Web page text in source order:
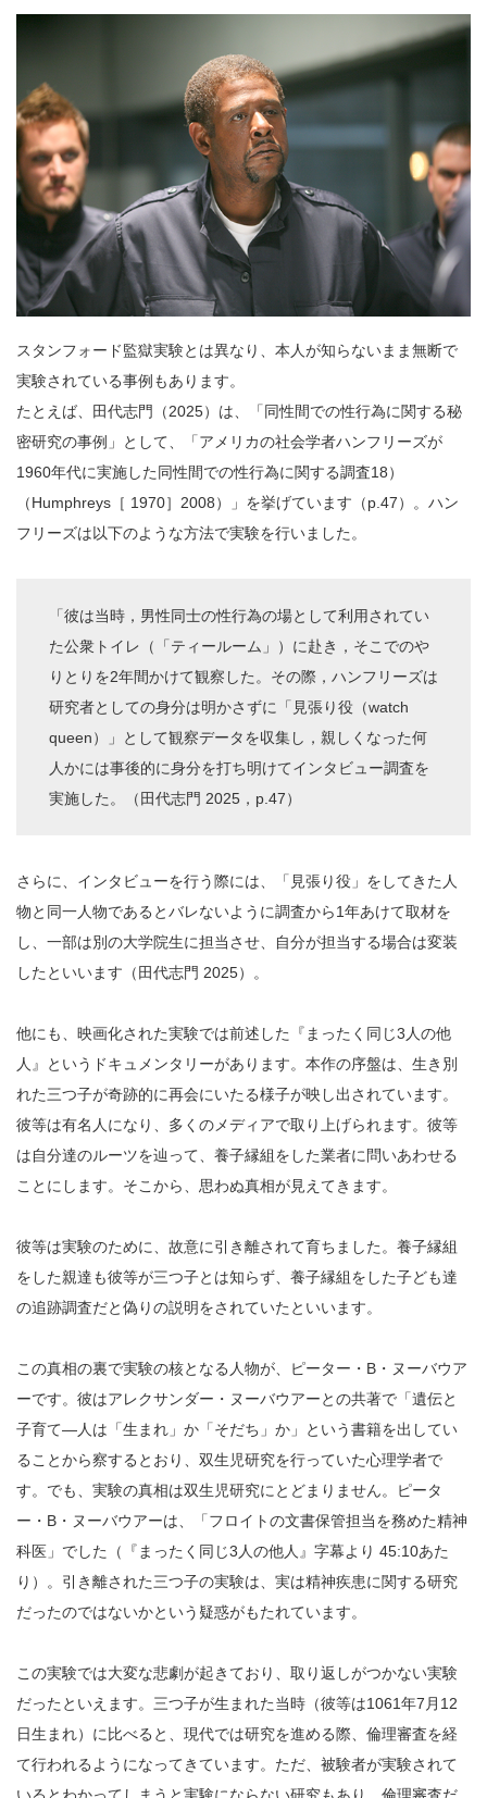
スタンフォード監獄実験とは異なり、本人が知らないまま無断で
実験されている事例もあります。
たとえば、田代志門（2025）は、「同性間での性行為に関する秘
密研究の事例」として、「アメリカの社会学者ハンフリーズが
1960年代に実施した同性間での性行為に関する調査18）
（Humphreys［ 1970］2008）」を挙げています（p.47）。ハン
フリーズは以下のような方法で実験を行いました。
「彼は当時，男性同士の性行為の場として利用されてい
た公衆トイレ（「ティールーム」）に赴き，そこでのや
りとりを2年間かけて観察した。その際，ハンフリーズは
研究者としての身分は明かさずに「見張り役（watch
queen）」として観察データを収集し，親しくなった何
人かには事後的に身分を打ち明けてインタビュー調査を
実施した。（田代志門 2025，p.47）
さらに、インタビューを行う際には、「見張り役」をしてきた人
物と同一人物であるとバレないように調査から1年あけて取材を
し、一部は別の大学院生に担当させ、自分が担当する場合は変装
したといいます（田代志門 2025）。
他にも、映画化された実験では前述した『まったく同じ3人の他
人』というドキュメンタリーがあります。本作の序盤は、生き別
れた三つ子が奇跡的に再会にいたる様子が映し出されています。
彼等は有名人になり、多くのメディアで取り上げられます。彼等
は自分達のルーツを辿って、養子縁組をした業者に問いあわせる
ことにします。そこから、思わぬ真相が見えてきます。
彼等は実験のために、故意に引き離されて育ちました。養子縁組
をした親達も彼等が三つ子とは知らず、養子縁組をした子ども達
の追跡調査だと偽りの説明をされていたといいます。
この真相の裏で実験の核となる人物が、ピーター・B・ヌーバウア
ーです。彼はアレクサンダー・ヌーバウアーとの共著で「遺伝と
子育て―人は「生まれ」か「そだち」か」という書籍を出してい
ることから察するとおり、双生児研究を行っていた心理学者で
す。でも、実験の真相は双生児研究にとどまりません。ピータ
ー・B・ヌーバウアーは、「フロイトの文書保管担当を務めた精神
科医」でした（『まったく同じ3人の他人』字幕より 45:10あた
り）。引き離された三つ子の実験は、実は精神疾患に関する研究
だったのではないかという疑惑がもたれています。
この実験では大変な悲劇が起きており、取り返しがつかない実験
だったといえます。三つ子が生まれた当時（彼等は1061年7月12
日生まれ）に比べると、現代では研究を進める際、倫理審査を経
て行われるようになってきています。ただ、被験者が実験されて
いるとわかってしまうと実験にならない研究もあり、倫理審査だ